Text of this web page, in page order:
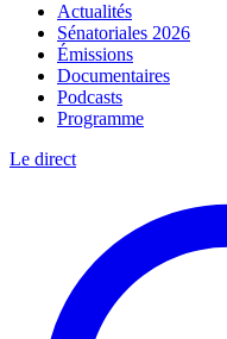
Actualités
Sénatoriales 2026
Émissions
Documentaires
Podcasts
Programme
Le direct